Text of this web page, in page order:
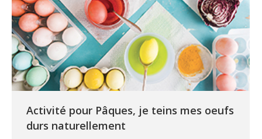
Activité pour Pâques, je teins mes oeufs
durs naturellement